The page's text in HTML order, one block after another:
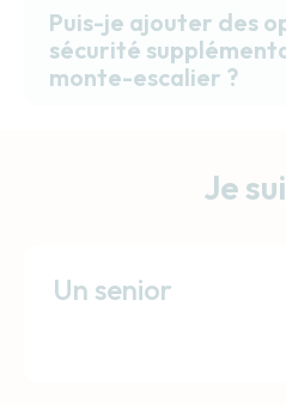
Puis-je ajouter des
sécurité
monte-escalier ?
Je
Un senior